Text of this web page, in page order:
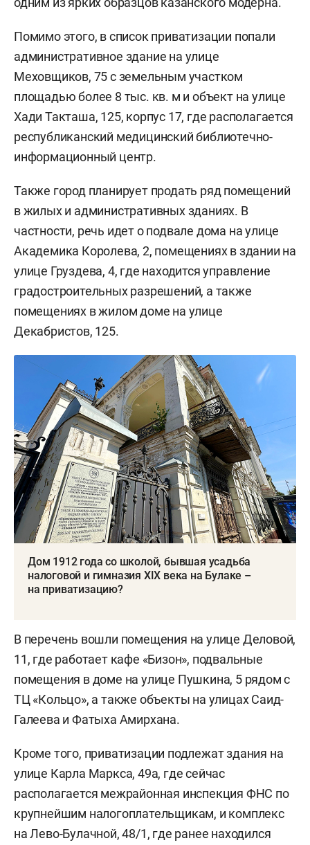
Помимо этого, в список приватизации попали
административное здание на улице
Меховщиков, 75 с земельным участком
площадью более 8 тыс. кв. м и объект на улице
Хади Такташа, 125, корпус 17, где располагается
республиканский медицинский библиотечно-
информационный центр.
Также город планирует продать ряд помещений
в жилых и административных зданиях. В
частности, речь идет о подвале дома на улице
Академика Королева, 2, помещениях в здании на
улице Груздева, 4, где находится управление
градостроительных разрешений, а также
помещениях в жилом доме на улице
Декабристов, 125.
Дом 1912 года со школой, бывшая усадьба
налоговой и гимназия XIX века на Булаке –
на приватизацию?
В перечень вошли помещения на улице Деловой,
11, где работает кафе «Бизон», подвальные
помещения в доме на улице Пушкина, 5 рядом с
ТЦ «Кольцо», а также объекты на улицах Саид-
Галеева и Фатыха Амирхана.
Кроме того, приватизации подлежат здания на
улице Карла Маркса, 49а, где сейчас
располагается межрайонная инспекция ФНС по
крупнейшим налогоплательщикам, и комплекс
на Лево-Булачной, 48/1, где ранее находился